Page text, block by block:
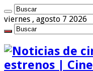
viernes , agosto 7 2026